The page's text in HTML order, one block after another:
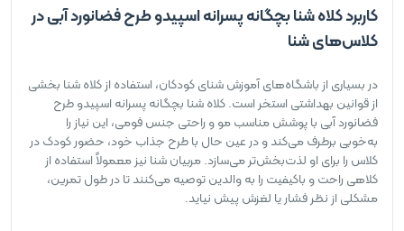
کاربرد کلاه شنا بچگانه پسرانه اسپیدو طرح فضانورد آبی در
کلاس‌های شنا
در بسیاری از باشگاه‌های آموزش شنای کودکان، استفاده از کلاه شنا بخشی
از قوانین بهداشتی استخر است. کلاه شنا بچگانه پسرانه اسپیدو طرح
فضانورد آبی با پوشش مناسب مو و راحتی جنس فومی، این نیاز را
به‌خوبی برطرف می‌کند و در عین حال با طرح جذاب خود، حضور کودک در
کلاس را برای او لذت‌بخش‌تر می‌سازد. مربیان شنا نیز معمولاً استفاده از
کلاهی راحت و باکیفیت را به والدین توصیه می‌کنند تا در طول تمرین،
مشکلی از نظر فشار یا لغزش پیش نیاید.